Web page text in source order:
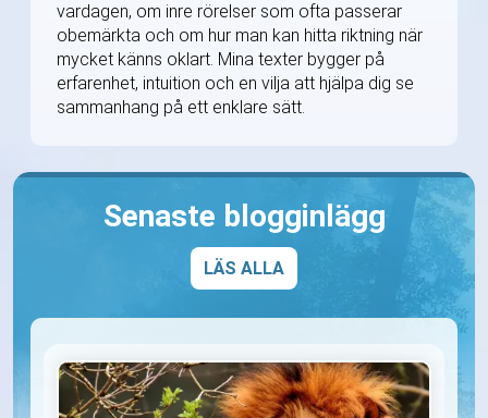
vardagen, om inre rörelser som ofta passerar
obemärkta och om hur man kan hitta riktning när
mycket känns oklart. Mina texter bygger på
erfarenhet, intuition och en vilja att hjälpa dig se
sammanhang på ett enklare sätt.
Senaste blogginlägg
LÄS ALLA